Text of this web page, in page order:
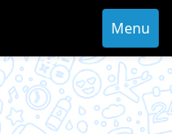
Menu